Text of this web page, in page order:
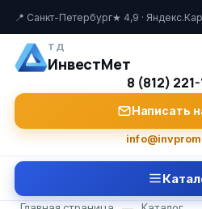
📍 Санкт-Петербург★ 4,9 ·
ТД
ИнвестМет
8 (812)
Написать